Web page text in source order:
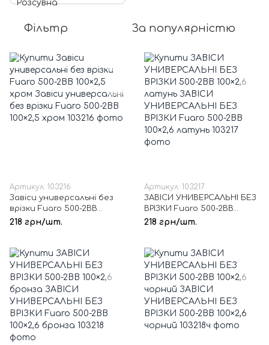
Фільтр За популярністю
Артикул: 103216
Завіси универсальні без
врізки Fuaro 500-2BB
100×2,5 хром
218 грн/шт.
Артикул: 103217
ЗАВІСИ УНИВЕРСАЛЬНІ БЕЗ
ВРІЗКИ Fuaro 500-2BB
100×2,6 латунь
218 грн/шт.